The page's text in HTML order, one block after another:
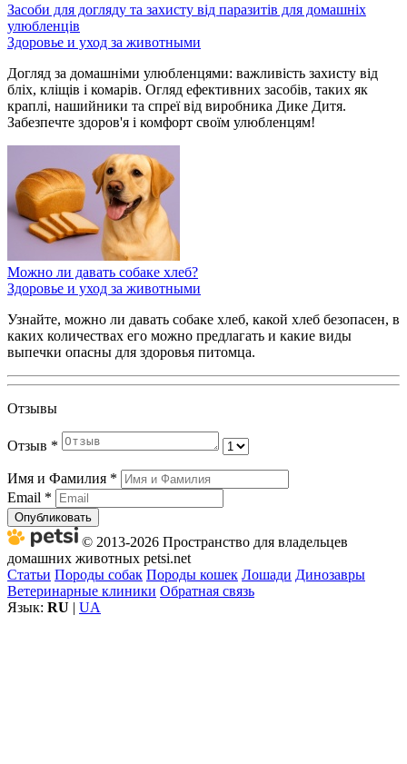
Засоби для догляду та захисту від паразитів для домашніх
улюбленців
Здоровье и уход за животными
Догляд за домашніми улюбленцями: важливість захисту від
бліх, кліщів і комарів. Огляд ефективних засобів, таких як
краплі, нашийники та спреї від виробника Дике Дитя.
Забезпечте здоров'я і комфорт своїм улюбленцям!
Можно ли давать собаке хлеб?
Здоровье и уход за животными
Узнайте, можно ли давать собаке хлеб, какой хлеб безопасен, в
каких количествах его можно предлагать и какие виды
выпечки опасны для здоровья питомца.
Отзывы
Отзыв *
Имя и Фамилия *
Email *
Опубликовать
© 2013-2026 Пространство для владельцев
домашних животных petsi.net
Статьи Породы собак Породы кошек Лошади Динозавры
Ветеринарные клиники Обратная связь
Язык: RU | UA